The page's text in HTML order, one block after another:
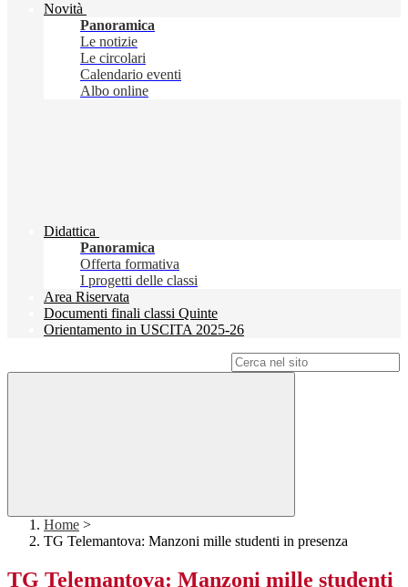
Novità
Panoramica
Le notizie
Le circolari
Calendario eventi
Albo online
Didattica
Panoramica
Offerta formativa
I progetti delle classi
Area Riservata
Documenti finali classi Quinte
Orientamento in USCITA 2025-26
Home >
TG Telemantova: Manzoni mille studenti in presenza
TG Telemantova: Manzoni mille studenti